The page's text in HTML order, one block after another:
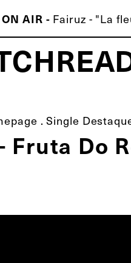
AIR - Fairuz - "La
.Single
Fruta Do